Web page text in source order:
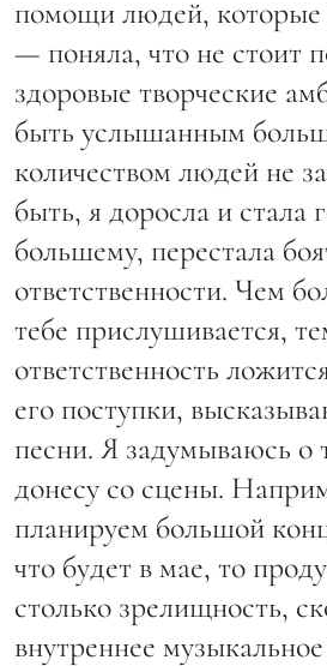
помощи людей, которые
— поняла, что не стоит
здоровые творческие
быть услышанным
количеством людей не
быть, я доросла и стала
большему, перестала
ответственности. Чем
тебе прислушивается,
ответственность
его поступки,
песни. Я задумываюсь о
донесу со сцены.
планируем большой
что будет в мае, то
столько зрелищность,
внутреннее